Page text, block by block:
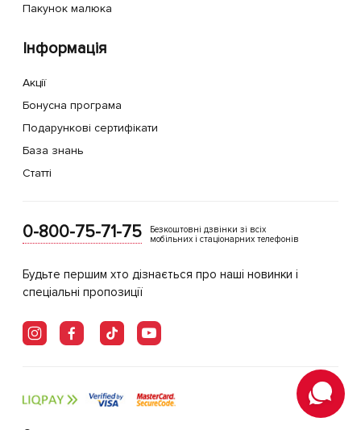
Пакунок малюка
Інформація
Акції
Бонусна програма
Подарункові сертифікати
База знань
Статті
0-800-75-71-75
Безкоштовні дзвінки зі всіх
мобільних і стаціонарних телефонів
Будьте першим хто дізнається про наші новинки і
спеціальні пропозиції